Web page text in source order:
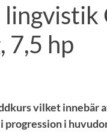
PersonalLediga
lingvistik
7,5 hp
vilket innebär
progression i